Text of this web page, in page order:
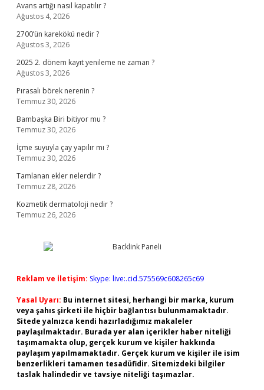
Avans artığı nasıl kapatılır ?
Ağustos 4, 2026
2700’ün karekökü nedir ?
Ağustos 3, 2026
2025 2. dönem kayıt yenileme ne zaman ?
Ağustos 3, 2026
Pırasalı börek nerenin ?
Temmuz 30, 2026
Bambaşka Biri bitiyor mu ?
Temmuz 30, 2026
İçme suyuyla çay yapılır mı ?
Temmuz 30, 2026
Tamlanan ekler nelerdir ?
Temmuz 28, 2026
Kozmetik dermatoloji nedir ?
Temmuz 26, 2026
Reklam ve İletişim: Skype: live:.cid.575569c608265c69
Yasal Uyarı: Bu internet sitesi, herhangi bir marka, kurum
veya şahıs şirketi ile hiçbir bağlantısı bulunmamaktadır.
Sitede yalnızca kendi hazırladığımız makaleler
paylaşılmaktadır. Burada yer alan içerikler haber niteliği
taşımamakta olup, gerçek kurum ve kişiler hakkında
paylaşım yapılmamaktadır. Gerçek kurum ve kişiler ile isim
benzerlikleri tamamen tesadüfidir. Sitemizdeki bilgiler
taslak halindedir ve tavsiye niteliği taşımazlar.